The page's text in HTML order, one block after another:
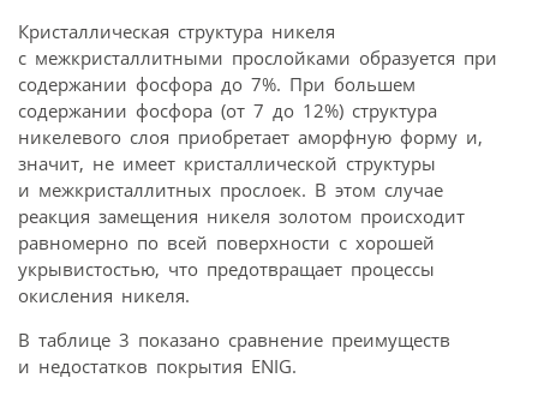
Кристаллическая структура никеля
с межкристаллитными прослойками образуется при
содержании фосфора до 7%. При большем
содержании фосфора (от 7 до 12%) структура
никелевого слоя приобретает аморфную форму и,
значит, не имеет кристаллической структуры
и межкристаллитных прослоек. В этом случае
реакция замещения никеля золотом происходит
равномерно по всей поверхности с хорошей
укрывистостью, что предотвращает процессы
окисления никеля.
В таблице 3 показано сравнение преимуществ
и недостатков покрытия ENIG.